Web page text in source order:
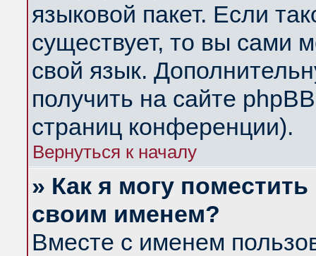
языковой пакет. Если
существует, то вы сами
свой язык.
получить на сайте
страниц конференции).
Вернуться к началу
» Как я могу
своим именем?
Вместе с именем